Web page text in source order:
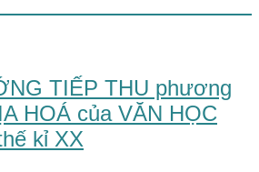
TIẾP THU phương
HOÁ của VĂN HỌC
kỉ XX